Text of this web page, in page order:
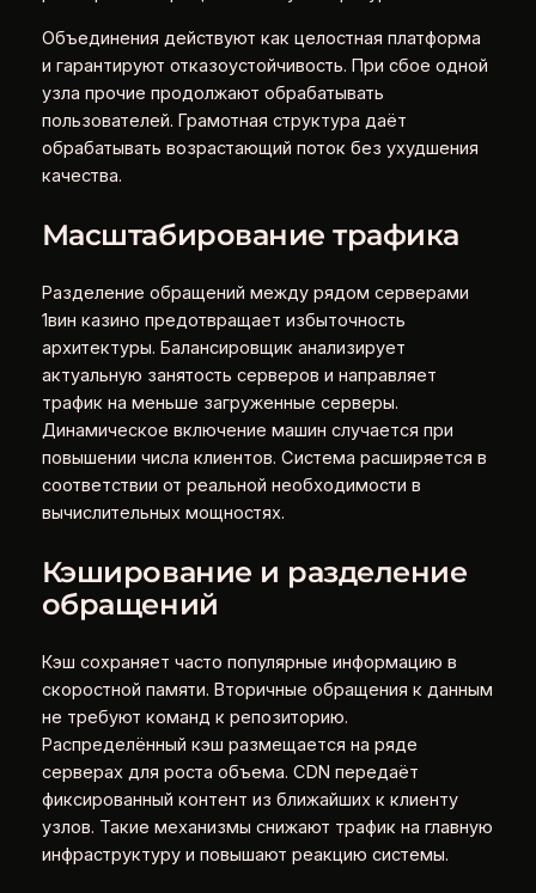
Объединения действуют как целостная платформа
и гарантируют отказоустойчивость. При сбое одной
узла прочие продолжают обрабатывать
пользователей. Грамотная структура даёт
обрабатывать возрастающий поток без ухудшения
качества.
Масштабирование трафика
Разделение обращений между рядом серверами
1вин казино предотвращает избыточность
архитектуры. Балансировщик анализирует
актуальную занятость серверов и направляет
трафик на меньше загруженные серверы.
Динамическое включение машин случается при
повышении числа клиентов. Система расширяется в
соответствии от реальной необходимости в
вычислительных мощностях.
Кэширование и разделение
обращений
Кэш сохраняет часто популярные информацию в
скоростной памяти. Вторичные обращения к данным
не требуют команд к репозиторию.
Распределённый кэш размещается на ряде
серверах для роста объема. CDN передаёт
фиксированный контент из ближайших к клиенту
узлов. Такие механизмы снижают трафик на главную
инфраструктуру и повышают реакцию системы.